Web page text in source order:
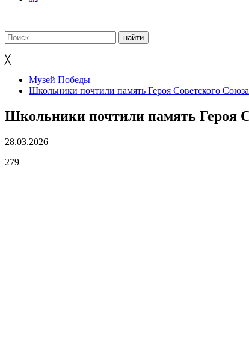
╳
Музей Победы
Школьники почтили память Героя Советского Союза
Школьники почтили память Героя
28.03.2026
279